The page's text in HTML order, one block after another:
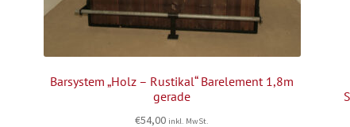
Barsystem „Holz – Rustikal“ Barelement 1,8m
gerade
€54,00 inkl. MwSt.